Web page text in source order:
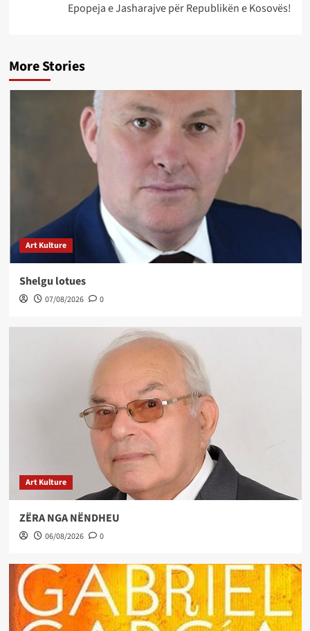
Epopeja e Jasharajve për Republikën e Kosovës!
More Stories
Art Kulture
Shelgu lotues
07/08/2026 0
Art Kulture
ZËRA NGA NËNDHEU
06/08/2026 0